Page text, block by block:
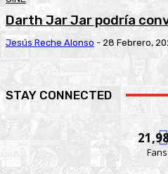
Darth Jar Jar podría
Jesús Reche Alonso - 28 Febrero,
STAY CONNECTED
Fans